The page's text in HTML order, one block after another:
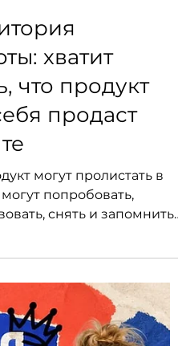
хватит
могут пролистать в